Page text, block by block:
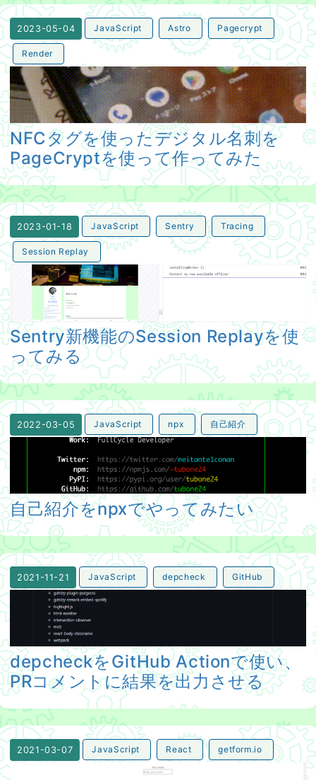
2023-05-04 JavaScript Astro Pagecrypt
Render
NFCタグを使ったデジタル名刺をPageCryptを使って作
NFCタグを使ったデジタル名刺を
PageCryptを使って作ってみた
2023-01-18 JavaScript Sentry Tracing
Session Replay
Sentry新機能のSession Replayを使ってみる
Sentry新機能のSession Replayを使
ってみる
2022-03-05 JavaScript npx 自己紹介
自己紹介をnpxでやってみたい
自己紹介をnpxでやってみたい
2021-11-21 JavaScript depcheck GitHub
depcheckをGitHub Actionで使い、PRコメントに結果を
depcheckをGitHub Actionで使い、
PRコメントに結果を出力させる
2021-03-07 JavaScript React getform.io
React Hook FormとGetform.ioを使って、お問い合わせ